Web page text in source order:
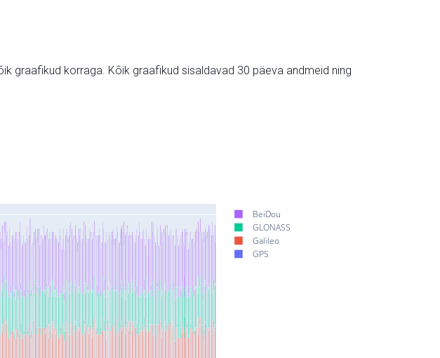
graafikud korraga. Kõik graafikud sisaldavad 30 päeva andmeid ning
BeiDou
GLONASS
Galileo
GPS